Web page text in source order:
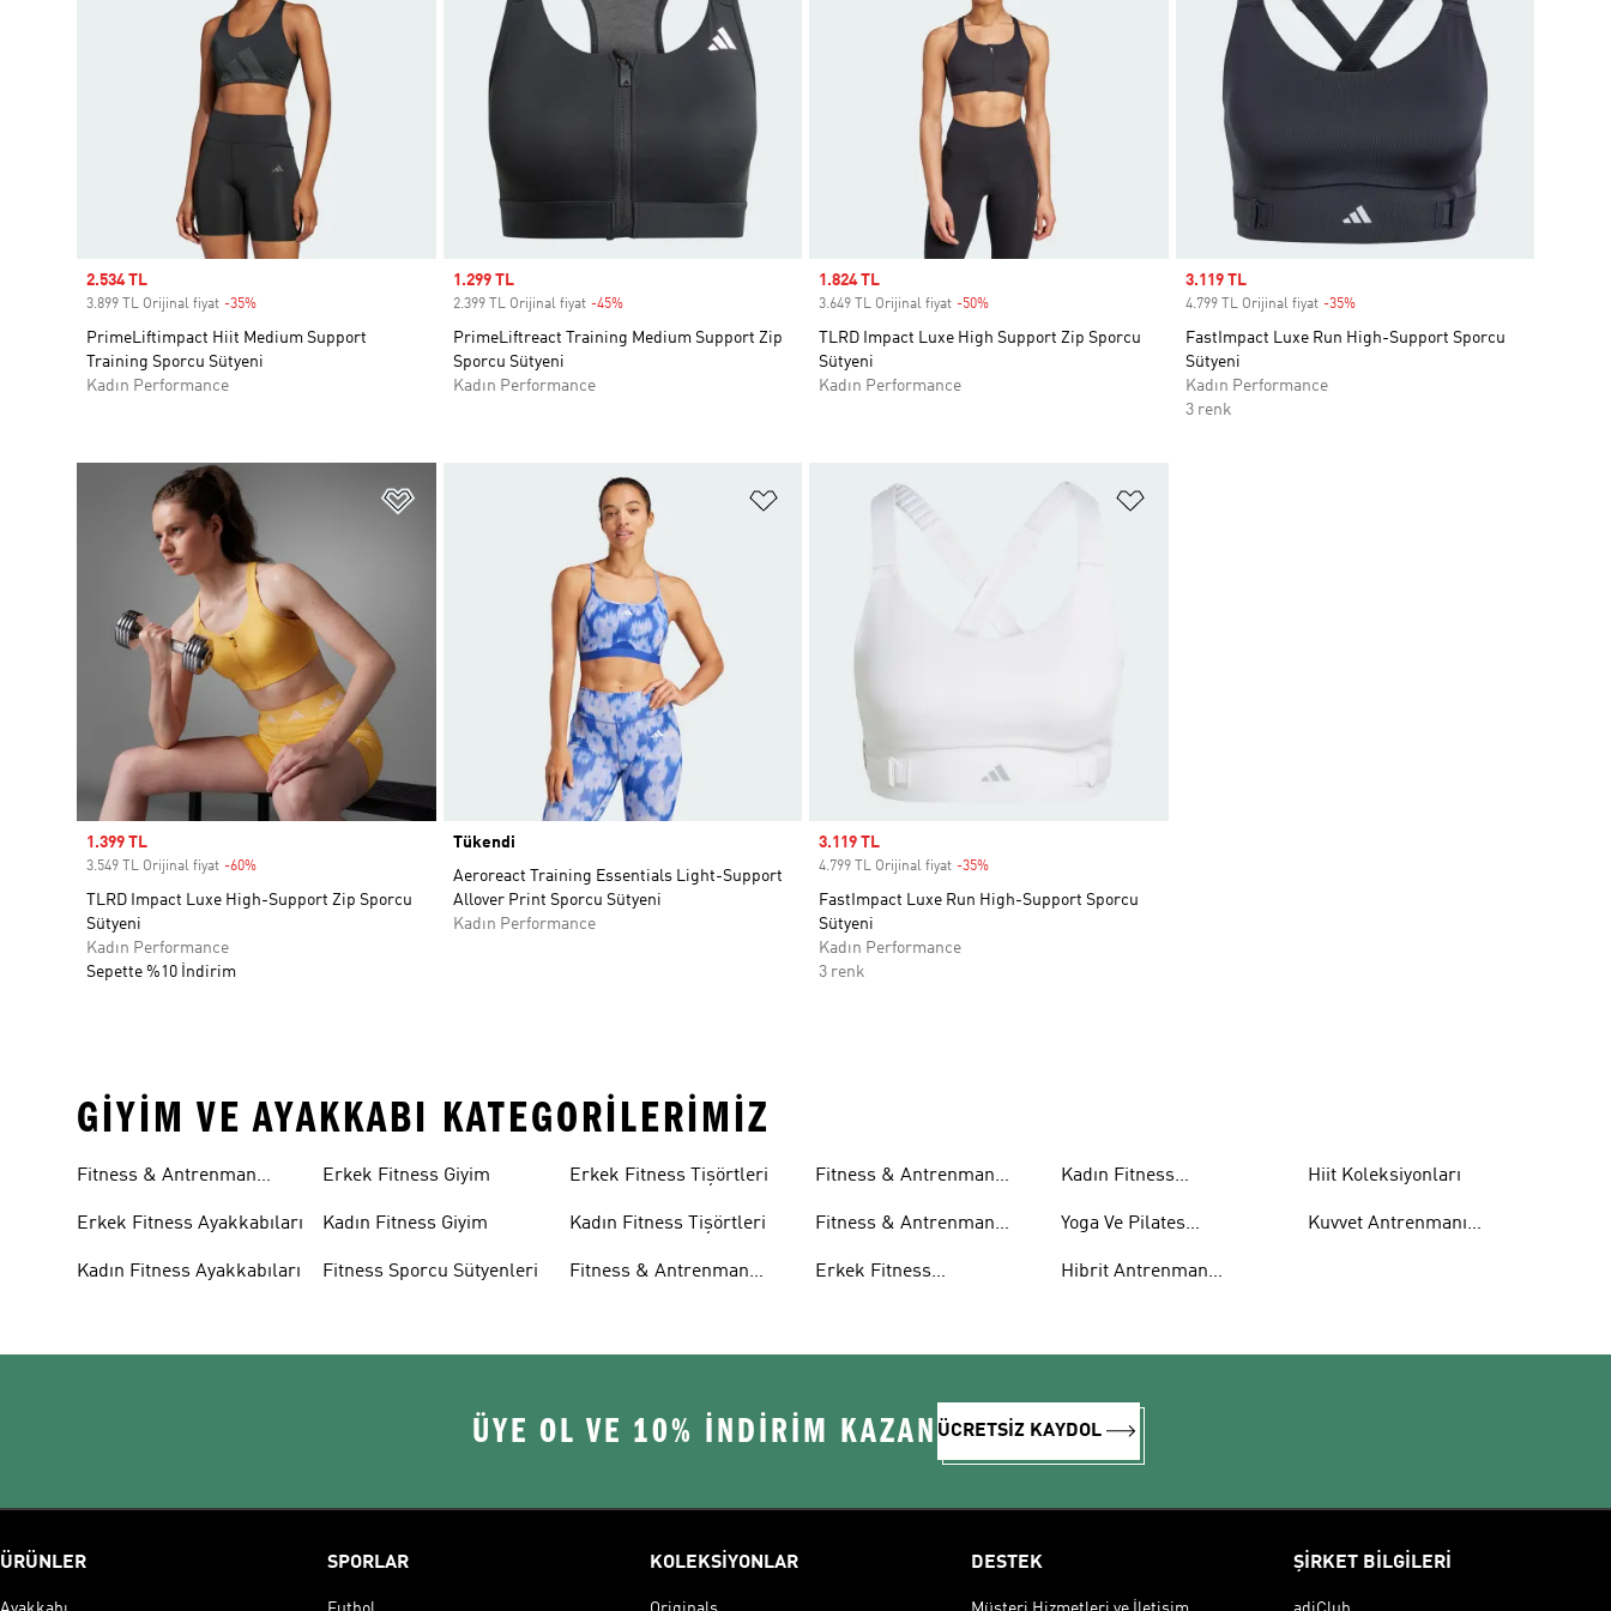
Sale price
2.534 TL
3.899 TL Orijinal fiyat -35%
PrimeLiftimpact Hiit Medium Support
Training Sporcu Sütyeni
Kadın Performance
Sale price
1.299 TL
2.399 TL Orijinal fiyat -45%Discount
PrimeLiftreact Training Medium Support Zip
Sporcu Sütyeni
Kadın Performance
Sale price
1.824 TL
3.649 TL Orijinal fiyat -50%
TLRD Impact Luxe High Support Zip Sporcu
Sütyeni
Kadın Performance
Sale price
3.119 TL
4.799 TL Orijinal fiyat -35%Discount
FastImpact Luxe Run High-Support Sporcu
Sütyeni
Kadın Performance
3 renk
Sale price
1.399 TL
3.549 TL Orijinal fiyat -60%
TLRD Impact Luxe High-Support Zip Sporcu
Sütyeni
Kadın Performance
Sepette %10 İndirim
Favori Listesine Ekle
Tükendi
Aeroreact Training Essentials Light-Support
Allover Print Sporcu Sütyeni
Kadın Performance
Sale price
3.119 TL
4.799 TL Orijinal fiyat -35%
FastImpact Luxe Run High-Support Sporcu
Sütyeni
Kadın Performance
3 renk
GIYIM VE AYAKKABI KATEGORILERIMIZ
Fitness & Antrenman
Erkek Fitness Ayakkabıları
Kadın Fitness Ayakkabıları
Erkek Fitness Giyim
Kadın Fitness Giyim
Fitness Sporcu Sütyenleri
Erkek Fitness Tişörtleri
Kadın Fitness Tişörtleri
Fitness & Antrenman
Şortları
Fitness & Antrenman
Fitness & Antrenman
Erkek Fitness
Aksesuarları
Kadın Fitness
Yoga Ve Pilates
Hibrit Antrenman
Koleksiyonları
Hiit Koleksiyonları
Kuvvet Antrenmanı
ÜYE OL VE 10% İNDİRİM KAZAN ÜCRETSİZ KAYDOL
ÜRÜNLER SPORLAR KOLEKSİYONLAR DESTEK ŞİRKET BİLGİLERİ